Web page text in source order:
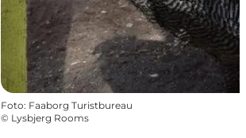
Foto: Faaborg Turistbureau
© Lysbjerg Rooms